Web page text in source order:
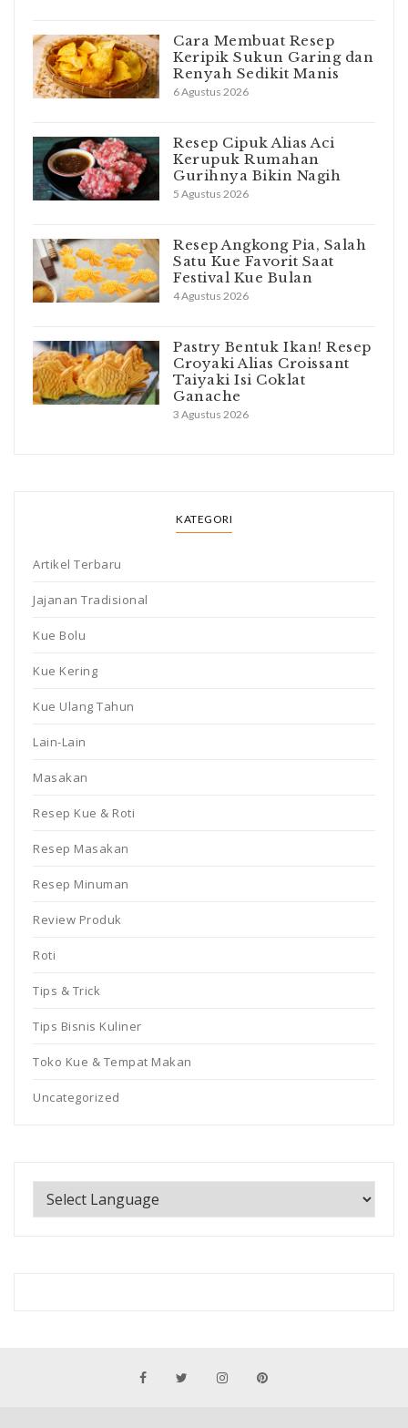
Cara Membuat Resep
Keripik Sukun Garing dan
Renyah Sedikit Manis
6 Agustus 2026
Resep Cipuk Alias Aci
Kerupuk Rumahan
Gurihnya Bikin Nagih
5 Agustus 2026
Resep Angkong Pia, Salah
Satu Kue Favorit Saat
Festival Kue Bulan
4 Agustus 2026
Pastry Bentuk Ikan! Resep
Croyaki Alias Croissant
Taiyaki Isi Coklat
Ganache
3 Agustus 2026
KATEGORI
Artikel Terbaru
Jajanan Tradisional
Kue Bolu
Kue Kering
Kue Ulang Tahun
Lain-Lain
Masakan
Resep Kue & Roti
Resep Masakan
Resep Minuman
Review Produk
Roti
Tips & Trick
Tips Bisnis Kuliner
Toko Kue & Tempat Makan
Uncategorized